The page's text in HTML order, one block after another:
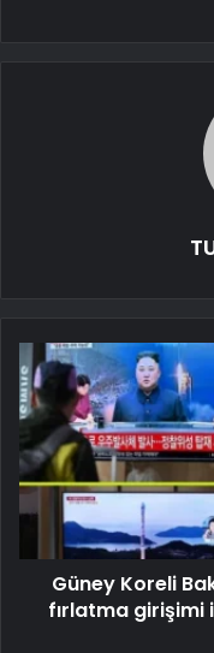
Güney Koreli
fırlatma girişimi